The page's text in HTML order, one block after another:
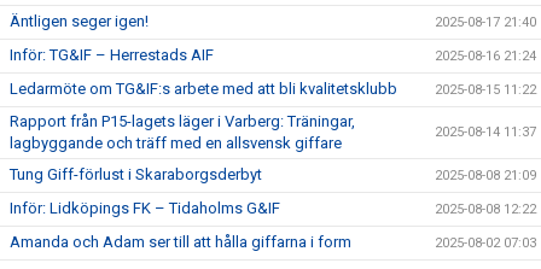
Äntligen seger igen! 2025-08-17 21:40
Inför: TG&IF – Herrestads AIF 2025-08-16 21:24
Ledarmöte om TG&IF:s arbete med att bli kvalitetsklubb 2025-08-15 11:22
Rapport från P15-lagets läger i Varberg: Träningar,
lagbyggande och träff med en allsvensk giffare
2025-08-14 11:37
Tung Giff-förlust i Skaraborgsderbyt 2025-08-08 21:09
Inför: Lidköpings FK – Tidaholms G&IF 2025-08-08 12:22
Amanda och Adam ser till att hålla giffarna i form 2025-08-02 07:03